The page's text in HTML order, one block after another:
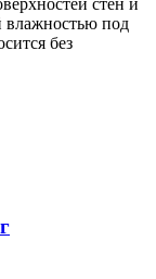
стен и
влажностью под
без